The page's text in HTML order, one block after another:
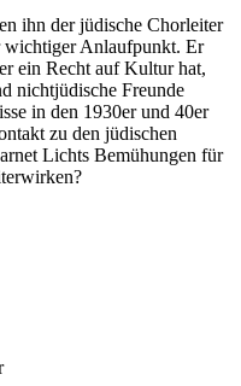
ihn der jüdische Chorleiter
wichtiger Anlaufpunkt. Er
ein Recht auf Kultur hat,
nichtjüdische Freunde
in den 1930er und 40er
zu den jüdischen
Lichts Bemühungen für